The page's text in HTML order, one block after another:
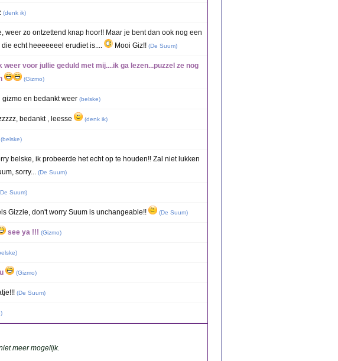
(denk ik)
weer zo ontzettend knap hoor!! Maar je bent dan ook nog een
echt heeeeeeel erudiet is....
Mooi Giz!! (De Suum)
weer voor jullie geduld met mij....ik ga lezen...puzzel ze nog
(Gizmo)
gizmo en bedankt weer (belske)
bedankt , leesse (denk ik)
(belske)
belske, ik probeerde het echt op te houden!! Zal niet lukken
sorry... (De Suum)
De Suum)
Gizzie, don't worry Suum is unchangeable!! (De Suum)
see ya !!! (Gizmo)
)
(Gizmo)
(De Suum)
)
meer mogelijk.